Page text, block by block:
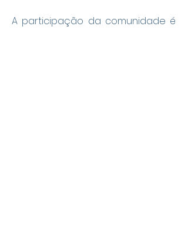
A participação da comunidade é